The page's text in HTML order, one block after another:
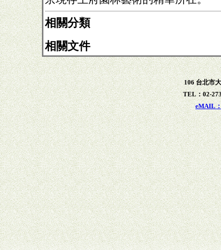
相關分類
相關文件
106 台北市
TEL：02-
eMAIL